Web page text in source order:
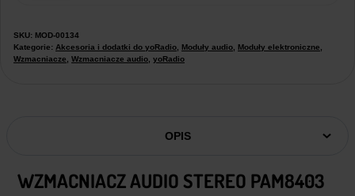
SKU: MOD-00134
Kategorie: Akcesoria i dodatki do yoRadio Moduły audio Moduły elektroniczne
Wzmacniacze
Wzmacniacze audio yoRadio
OPIS
WZMACNIACZ AUDIO STEREO PAM8403